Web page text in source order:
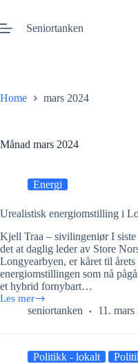
innholdSeniortanken
Home mars 2024
Månad mars 2024
Energi
Urealistisk energiomstilling i
Kjell Traa – sivilingeniør I
det at daglig leder av Store
Longyearbyen, er kåret til
energiomstillingen som nå
et hybrid fornybart…
Les mer
Urealistisk
energiomstilling
seniortanken 11. mars
Politikk - lokalt